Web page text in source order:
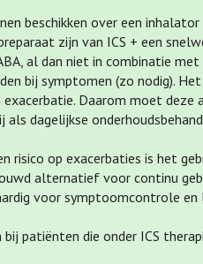
beschikken over een
zijn van ICS + een
al dan niet in combinatie met
bij symptomen (zo nodig).
Daarom moet
dagelijkse
op exacerbaties is het
alternatief voor continu
voor symptoomcontrole
patiënten die onder ICS